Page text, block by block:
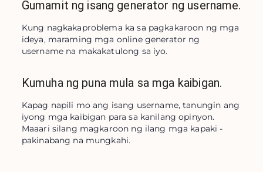
Gumamit ng isang generator ng username.
Kung nagkakaproblema ka sa pagkakaroon ng mga
ideya, maraming mga online generator ng
username na makakatulong sa iyo.
Kumuha ng puna mula sa mga kaibigan.
Kapag napili mo ang isang username, tanungin ang
iyong mga kaibigan para sa kanilang opinyon.
Maaari silang magkaroon ng ilang mga kapaki -
pakinabang na mungkahi.